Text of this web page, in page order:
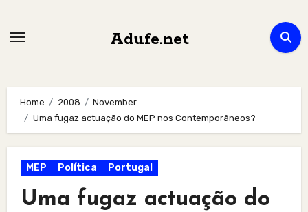
Adufe.net
Home 2008
November
Uma fugaz actuação do MEP nos Contemporâneos?
MEP Política Portugal
Uma fugaz actuação do